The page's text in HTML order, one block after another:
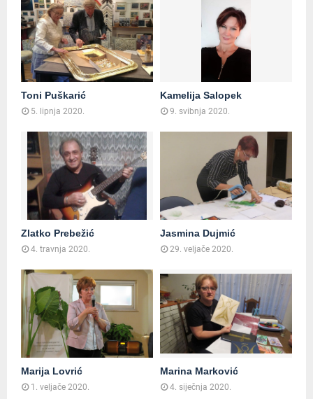
Toni Puškarić
5. lipnja 2020.
Kamelija Salopek
9. svibnja 2020.
Zlatko Prebežić
4. travnja 2020.
Jasmina Dujmić
29. veljače 2020.
Marija Lovrić
1. veljače 2020.
Marina Marković
4. siječnja 2020.